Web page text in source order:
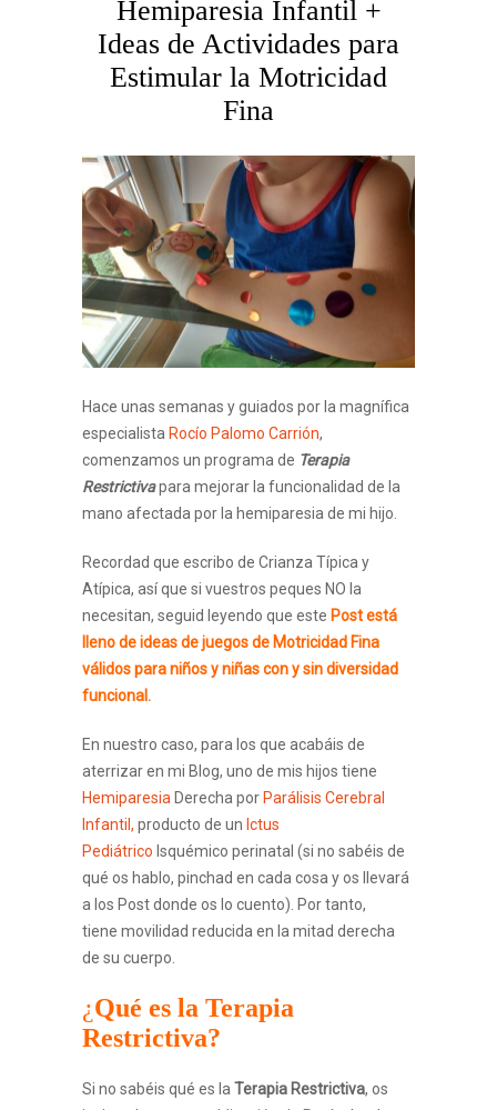
Hemiparesia Infantil +
Ideas de Actividades para
Estimular la Motricidad
Fina
Hace unas semanas y guiados por la magnífica
especialista Rocío Palomo Carrión,
comenzamos un programa de Terapia
Restrictivapara mejorar la funcionalidad de la
mano afectada por la hemiparesia de mi hijo.
Recordad que escribo de Crianza Típica y
Atípica, así que si vuestros peques NO la
necesitan, seguid leyendo que este Post está
lleno de ideas de juegos de Motricidad Fina
válidos para niños y niñas con y sin diversidad
funcional.
En nuestro caso, para los que acabáis de
aterrizar en mi Blog, uno de mis hijos tiene
Hemiparesia Derecha por Parálisis Cerebral
Infantil, producto de un Ictus
Pediátrico Isquémico perinatal (si no sabéis de
qué os hablo, pinchad en cada cosa y os llevará
a los Post donde os lo cuento). Por tanto,
tiene movilidad reducida en la mitad derecha
de su cuerpo.
¿Qué es la Terapia
Restrictiva?
Si no sabéis qué es laTerapia Restrictiva, os